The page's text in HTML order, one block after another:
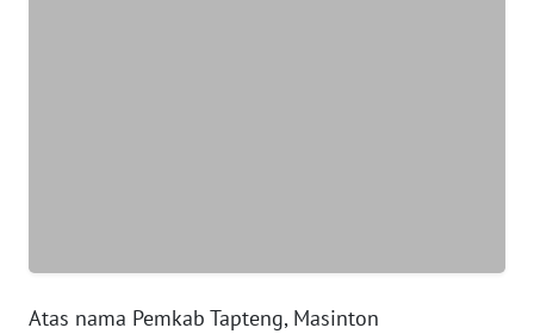
Atas nama Pemkab Tapteng, Masinton
KEPRI